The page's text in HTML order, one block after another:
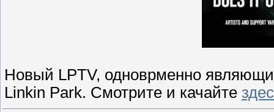
Новый LPTV, одноврменно
Linkin Park. Смотрите и качайте